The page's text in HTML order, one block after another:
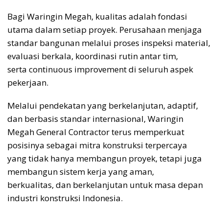
Bagi Waringin Megah, kualitas adalah fondasi
utama dalam setiap proyek. Perusahaan menjaga
standar bangunan melalui proses inspeksi material,
evaluasi berkala, koordinasi rutin antar tim,
serta continuous improvement di seluruh aspek
pekerjaan.
Melalui pendekatan yang berkelanjutan, adaptif,
dan berbasis standar internasional, Waringin
Megah General Contractor terus memperkuat
posisinya sebagai mitra konstruksi terpercaya
yang tidak hanya membangun proyek, tetapi juga
membangun sistem kerja yang aman,
berkualitas, dan berkelanjutan untuk masa depan
industri konstruksi Indonesia.